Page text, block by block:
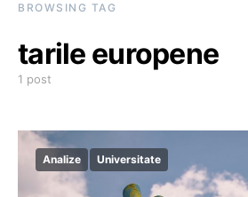
BROWSING TAG
tarile europene
1 post
Analize Universitate